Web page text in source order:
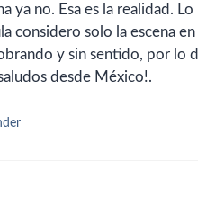
ya no. Esa es la realidad.
considero solo la escena
y sin sentido, por lo
desde México!.